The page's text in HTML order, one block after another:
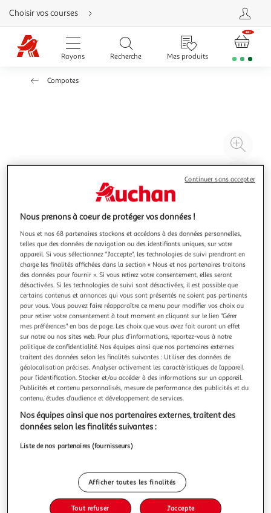
Aller
directement
au
contenu
Aller
directement
Aller
d'aide
Choisir vos courses
Rayons Recherche Mes produits
Compotes
à
Illustration
précédente
Illustration
suivante
4.0 (3)
AUCHAN
Coupelles purée de pomme framboise sans sucres
ajoutés
Cette gamme de coupelles est conditionnée en France et
fabriquée à partir de Pommes Origine France
En savoir +
4x100g
Vous voulez connaître le prix de ce produit ?
Afficher le prix
Nous prenons à coeur de protéger vos données !
Nous et nos 68 partenaires stockons et accédons à des données personnelles,
telles que des données de navigation ou des identifiants uniques, sur votre
appareil. Si vous sélectionnez "J'accepte", les technologies de suivi prendront en
charge les finalités affichées dans la section « Nous et nos partenaires traitons
des données pour fournir ». Si vous retirez votre consentement, elles seront
désactivées. Si les technologies de suivi sont désactivées, il est possible que
certains contenus et annonces qui vous sont présentés ne soient pas pertinents
pour vous. Vous pouvez faire réapparaître ce menu pour modifier vos choix ou
pour retirer votre consentement à tout moment en cliquant sur le lien "Gérer
mes préférences" en bas de page. Les choix que vous avez fait auront un effet
sur notre ou nos sites web. Pour plus d’informations, reportez-vous à notre
politique de confidentialité. Nos équipes ainsi que nos partenaires externes
traitent des données selon les finalités suivantes : Utiliser des données de
géolocalisation précises. Analyser activement les caractéristiques de l’appareil
pour l’identification. Stocker et/ou accéder à des informations sur un appareil.
Publicités et contenu personnalisés, mesure de performance des publicités et du
contenu, études d’audience et développement de services.
Nos équipes ainsi que nos partenaires externes, traitent des
données selon les finalités suivantes :
Liste de nos partenaires (fournisseurs)
Afficher toutes les finalités
Tout refuser J'accepte
Continuer sans accepter